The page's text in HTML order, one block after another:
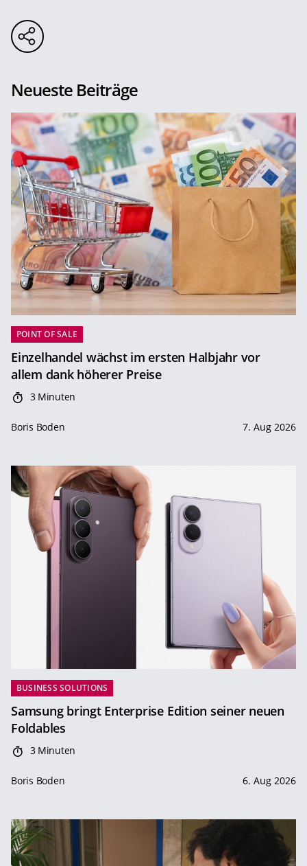
Neueste Beiträge
POINT OF SALE
Einzelhandel wächst im ersten Halbjahr vor
allem dank höherer Preise
3 Minuten
Boris Boden 7. Aug 2026
BUSINESS SOLUTIONS
Samsung bringt Enterprise Edition seiner neuen
Foldables
3 Minuten
Boris Boden 6. Aug 2026